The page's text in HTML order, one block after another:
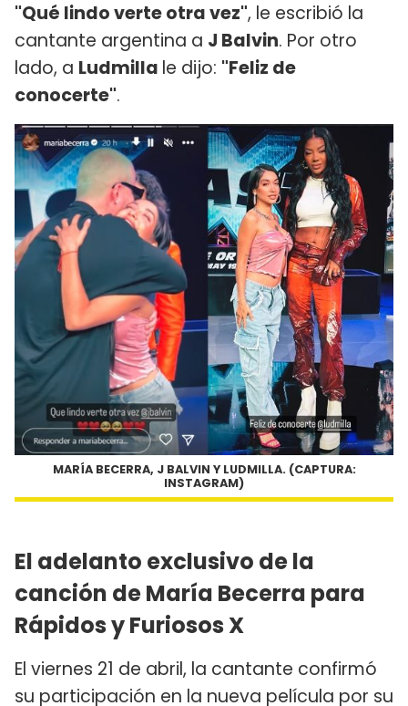
"Qué lindo verte otra vez", le escribió la
cantante argentina a J Balvin. Por otro
lado, a Ludmilla le dijo: "Feliz de
conocerte".
MARÍA BECERRA, J BALVIN Y LUDMILLA. (CAPTURA:
INSTAGRAM)
El adelanto exclusivo de la
canción de María Becerra para
Rápidos y Furiosos X
El viernes 21 de abril, la cantante confirmó
su participación en la nueva película por su